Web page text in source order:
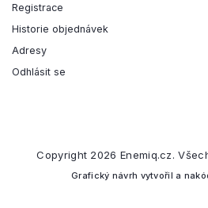
Registrace
Historie objednávek
Adresy
Odhlásit se
Copyright 2026 Enemiq.cz.
Grafický návrh vytvořil a